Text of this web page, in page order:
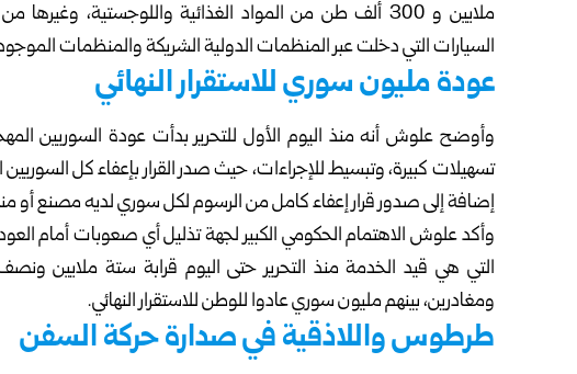
ملايين و 300 ألف طن من المواد الغذائية واللوجستية،
السيارات التي دخلت عبر المنظمات الدولية الشريكة والمنظمات
عودة مليون سوري للاستقرار النهائي
وأوضح علوش أنه منذ اليوم الأول للتحرير بدأت عودة السوريين
تسهيلات كبيرة، وتبسيط للإجراءات، حيث صدر القرار بإعفاء كل
إضافة إلى صدور قرار إعفاء كامل من الرسوم لكل سوري لديه مصنع أو
وأكد علوش الاهتمام الحكومي الكبير لجهة تذليل أي صعوبات أمام
التي هي قيد الخدمة منذ التحرير حتى اليوم قرابة ستة ملايين
ومغادرين، بينهم مليون سوري عادوا للوطن للاستقرار النهائي.
طرطوس واللاذقية في صدارة حركة السفن